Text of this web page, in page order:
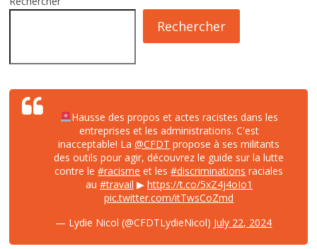
Rechercher
Hausse des propos et actes racistes dans les
entreprises et les administrations. C'est
inacceptable! La@CFDT propose à ses militants
des outils pour agir, découvrez le guide sur la lutte
contre le#racisme et les#discriminations raciales
au #travail ▶ https://t.co/5xZ4j4oIo1
pic.twitter.com/itTwsCoZmd
— Lydie Nicol (@CFDTLydieNicol) July 22, 2024